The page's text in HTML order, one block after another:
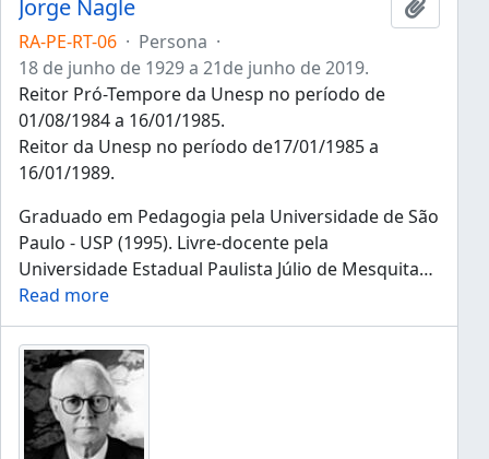
Jorge Nagle
Añadir
RA-PE-RT-06 · Persona ·
18 de junho de 1929 a 21de junho de 2019.
Reitor Pró-Tempore da Unesp no período de
01/08/1984 a 16/01/1985.
Reitor da Unesp no período de17/01/1985 a
16/01/1989.
Graduado em Pedagogia pela Universidade de São
Paulo - USP (1995). Livre-docente pela
Universidade Estadual Paulista Júlio de Mesquita…
Read more